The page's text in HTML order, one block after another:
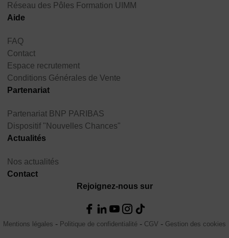
Réseau des Pôles Formation UIMM
Aide
FAQ
Contact
Espace recrutement
Conditions Générales de Vente
Partenariat
Partenariat BNP PARIBAS
Dispositif "Nouvelles Chances"
Actualités
Nos actualités
Contact
Rejoignez-nous sur
Mentions légales Politique de confidentialité CGV Gestion des cookies